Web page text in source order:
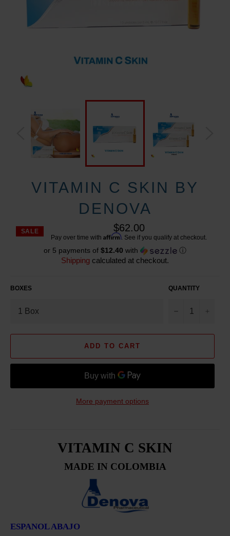
VITAMIN C SKIN BY
DENOVA
SALE $62.00
Pay over time withAffirm . See if you qualify at checkout.
or 5 payments of $12.40 with ⓘ
Shipping calculated at checkout.
BOXES QUANTITY
ADD TO CART
More payment options
VITAMIN C SKIN
MADE IN COLOMBIA
ESPANOL ABAJO